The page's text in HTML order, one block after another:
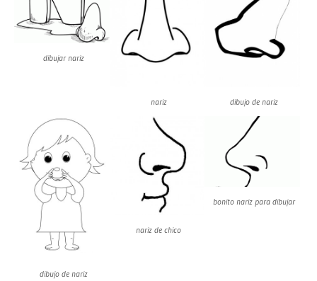
dibujar nariz
nariz dibujo de nariz
dibujo de nariz
nariz de chico
bonito nariz para dibujar